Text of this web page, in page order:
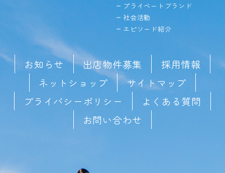
プライベートブランド
社会活動
エピソード紹介
お知らせ 出店物件募集
採用情報
ネットショップ
サイトマップ
プライバシーポリシー
よくある質問
お問い合わせ